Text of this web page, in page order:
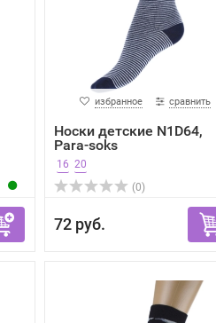
избранное сравнить
Носки детские N1D64,
Para-soks
16 20
(0)
72 руб.